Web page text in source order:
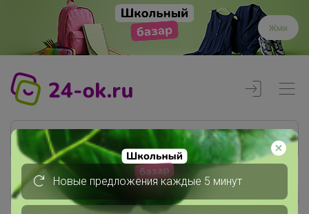
Жми
Реклама
Новые предложения каждые 5 минут